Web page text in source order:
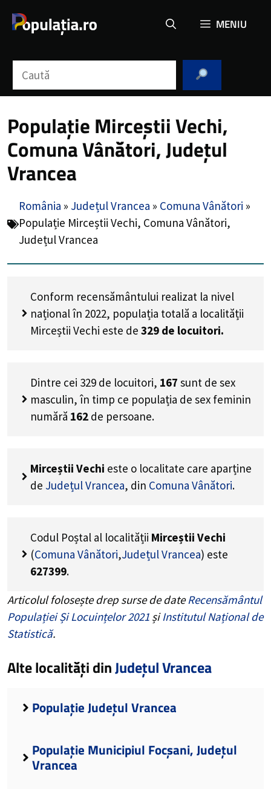
MENIU
Populație Mirceștii Vechi,
Comuna Vânători, Județul
Vrancea
România » Județul Vrancea » Comuna Vânători »
Populație Mirceștii Vechi, Comuna Vânători,
Județul Vrancea
Conform recensământului realizat la nivel
național în 2022, populația totală a localității
Mirceștii Vechi este de 329 de locuitori.
Dintre cei 329 de locuitori, 167 sunt de sex
masculin, în timp ce populația de sex feminin
numără 162 de persoane.
Mirceștii Vechi este o localitate care aparține
de Județul Vrancea, din Comuna Vânători.
Codul Poștal al localității Mirceștii Vechi
(Comuna Vânători,Județul Vrancea) este
627399.
Articolul folosește drep surse de dateRecensământul
Populației Și Locuințelor 2021 șiInstitutul Național de
Statistică.
Alte localități dinJudețul Vrancea
Populație Județul Vrancea
Populație Municipiul Focșani, Județul
Vrancea